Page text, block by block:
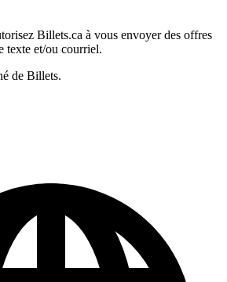
Billets.ca à vous envoyer des offres
texte et/ou courriel.
de Billets.